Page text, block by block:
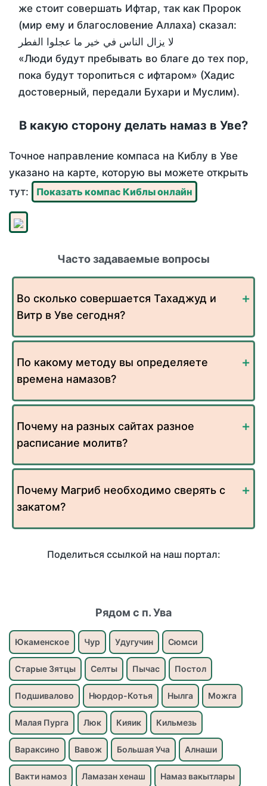
же стоит совершать Ифтар, так как Пророк
(мир ему и благословение Аллаха) сказал:
لا يزال الناس في خير ما عجلوا الفطر
«Люди будут пребывать во благе до тех пор,
пока будут торопиться с ифтаром» (Хадис
достоверный, передали Бухари и Муслим).
В какую сторону делать намаз в Уве?
Точное направление компаса на Киблу в Уве
указано на карте, которую вы можете открыть
тут:
Показать компас Киблы онлайн
Часто задаваемые вопросы
Во сколько совершается Тахаджуд и
Витр в Уве сегодня?
По какому методу вы определяете
времена намазов?
Почему на разных сайтах разное
расписание молитв?
Почему Магриб необходимо сверять с
закатом?
Поделиться ссылкой на наш портал:
Рядом с п. Ува
Юкаменское Чур Удугучин Сюмси
Старые Зятцы Селты Пычас Постол
Подшивалово Нюрдор-Котья Нылга Можга
Малая Пурга Люк Кияик Кильмезь
Вараксино Вавож Большая Уча Алнаши
Вакти намоз Ламазан хенаш Намаз вакытлары